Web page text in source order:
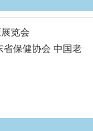
览会
省保健协会 中国老